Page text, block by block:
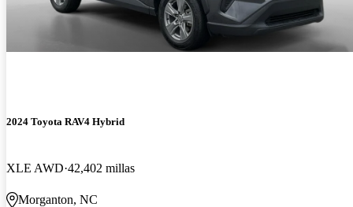
2024 Toyota RAV4 Hybrid
XLE AWD 42,402 millas
Morganton, NC